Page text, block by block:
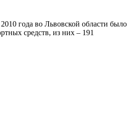
года во Львовской области было
средств, из них – 191